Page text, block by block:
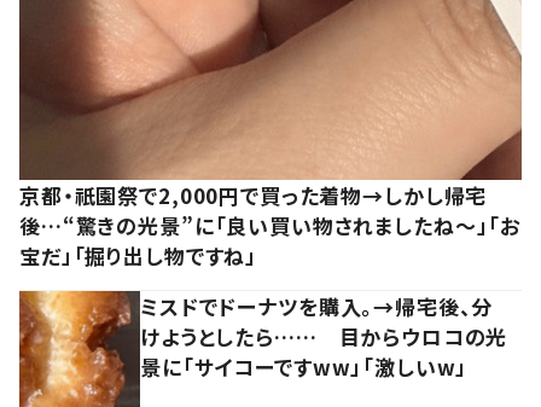
京都・祇園祭で2,000円で買った着物→しかし帰宅
後…“驚きの光景”に「良い買い物されましたね～」「お
宝だ」「掘り出し物ですね」
ミスドでドーナツを購入。→帰宅後、分
けようとしたら…… 目からウロコの光
景に「サイコーですww」「激しいw」